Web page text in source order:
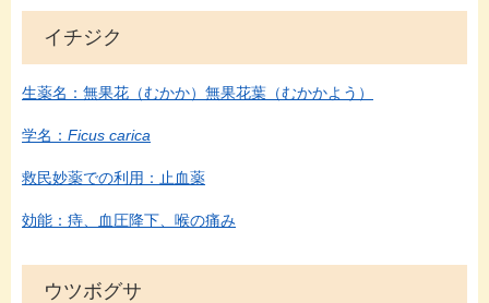
イチジク
生薬名：無果花（むかか）無果花葉（むかかよう）
学名： Ficus carica
救民妙薬での利用：止血薬
効能：痔、血圧降下、喉の痛み
ウツボグサ